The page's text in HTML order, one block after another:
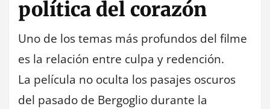
política del corazón
Uno de los temas más profundos del filme
es la relación entre culpa y redención.
La película no oculta los pasajes oscuros
del pasado de Bergoglio durante la